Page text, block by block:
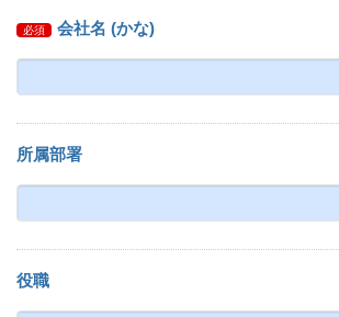
必須 会社名 (かな)
所属部署
役職